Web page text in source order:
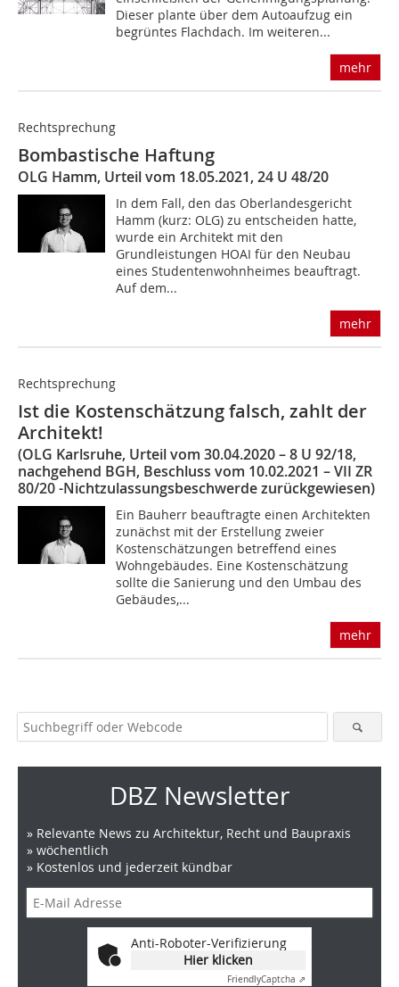
Dieser plante über dem Autoaufzug ein
begrüntes Flachdach. Im weiteren...
mehr
Rechtsprechung
Bombastische Haftung
OLG Hamm, Urteil vom 18.05.2021, 24 U 48/20
In dem Fall, den das Oberlandesgericht
Hamm (kurz: OLG) zu entscheiden hatte,
wurde ein Architekt mit den
Grundleistungen HOAI für den Neubau
eines Studentenwohnheimes beauftragt.
Auf dem...
mehr
Rechtsprechung
Ist die Kostenschätzung falsch, zahlt der
Architekt!
(OLG Karlsruhe, Urteil vom 30.04.2020 – 8 U 92/18,
nachgehend BGH, Beschluss vom 10.02.2021 – VII ZR
80/20 -Nichtzulassungsbeschwerde zurückgewiesen)
Ein Bauherr beauftragte einen Architekten
zunächst mit der Erstellung zweier
Kostenschätzungen betreffend eines
Wohngebäudes. Eine Kostenschätzung
sollte die Sanierung und den Umbau des
Gebäudes,...
mehr
DBZ Newsletter
» Relevante News zu Architektur, Recht und Baupraxis
» wöchentlich
» Kostenlos und jederzeit kündbar
Anti-Roboter-Verifizierung
Hier klicken
FriendlyCaptcha ⇗